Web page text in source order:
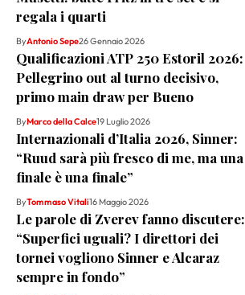
regala i quarti
ByAntonio Sepe26 Gennaio 2026
Qualificazioni ATP 250 Estoril 2026:
Pellegrino out al turno decisivo,
primo main draw per Bueno
ByMarco della Calce19 Luglio 2026
Internazionali d’Italia 2026, Sinner:
“Ruud sarà più fresco di me, ma una
finale è una finale”
ByTommaso Vitali16 Maggio 2026
Le parole di Zverev fanno discutere:
“Superfici uguali? I direttori dei
tornei vogliono Sinner e Alcaraz
sempre in fondo”